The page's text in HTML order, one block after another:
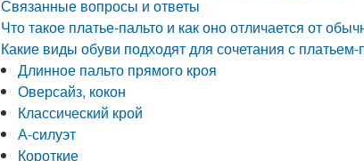
Связанные вопросы и ответы
Что такое платье-пальто и как оно отличается от
Какие виды обуви подходят для сочетания с платьем-
Длинное пальто прямого кроя
Оверсайз, кокон
Классический крой
А-силуэт
Короткие